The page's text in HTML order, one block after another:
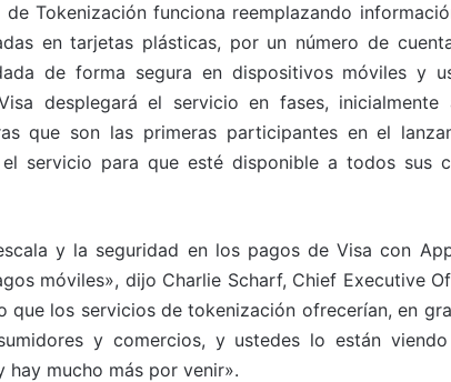
Tokenización funciona reemplazando
en tarjetas plásticas, por un número de
de forma segura en dispositivos móviles y
desplegará el servicio en fases, inicialmente
que son las primeras participantes en el
servicio para que esté disponible a todos sus
y la seguridad en los pagos de Visa con
móviles», dijo Charlie Scharf, Chief Executive
que los servicios de tokenización ofrecerían, en
y comercios, y ustedes lo están
hay mucho más por venir».